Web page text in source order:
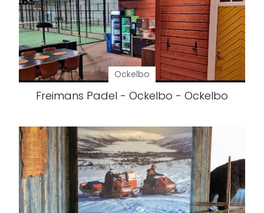
Ockelbo
Freimans Padel - Ockelbo - Ockelbo